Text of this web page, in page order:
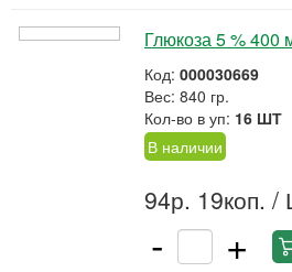
Глюкоза 5 %
Код: 000030669
Вес: 840 гр.
Кол-во в уп: 16 ШТ
В наличии
94р. 19коп. /
- +